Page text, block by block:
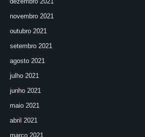
novembro 2021
outubro 2021
setembro 2021
agosto 2021
julho 2021
junho 2021
maio 2021
abril 2021
março 2021